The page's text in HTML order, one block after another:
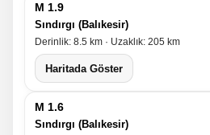
M 1.9
Sındırgı (Balıkesir)
Derinlik: 8.5 km · Uzaklık: 205 km
Haritada Göster
M 1.6
Sındırgı (Balıkesir)